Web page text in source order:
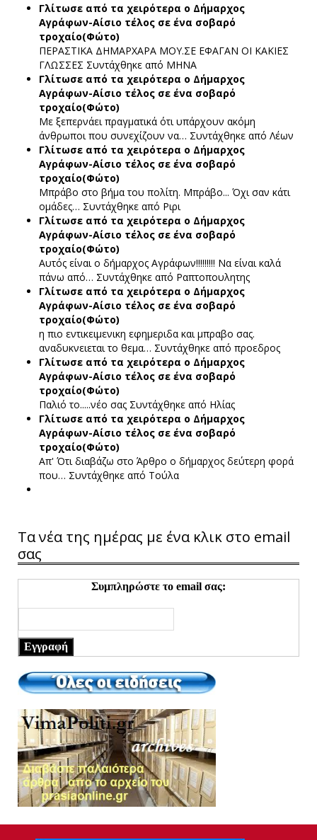
Γλίτωσε από τα χειρότερα ο Δήμαρχος
Αγράφων-Αίσιο τέλος σε ένα σοβαρό
τροχαίο(Φώτο)
ΠΕΡΑΣΤΙΚΑ ΔΗΜΑΡΧΑΡΑ ΜΟΥ.ΣΕ ΕΦΑΓΑΝ ΟΙ ΚΑΚΙΕΣ
ΓΛΩΣΣΕΣ Συντάχθηκε από ΜΗΝΑ
Γλίτωσε από τα χειρότερα ο Δήμαρχος
Αγράφων-Αίσιο τέλος σε ένα σοβαρό
τροχαίο(Φώτο)
Με ξεπερνάει πραγματικά ότι υπάρχουν ακόμη
άνθρωποι που συνεχίζουν να… Συντάχθηκε από Λέων
Γλίτωσε από τα χειρότερα ο Δήμαρχος
Αγράφων-Αίσιο τέλος σε ένα σοβαρό
τροχαίο(Φώτο)
Μπράβο στο βήμα του πολίτη. Μπράβο... Όχι σαν κάτι
ομάδες… Συντάχθηκε από Ριρι
Γλίτωσε από τα χειρότερα ο Δήμαρχος
Αγράφων-Αίσιο τέλος σε ένα σοβαρό
τροχαίο(Φώτο)
Αυτός είναι ο δήμαρχος Αγράφων!!!!!!!!! Να είναι καλά
πάνω από… Συντάχθηκε από Ραπτοπουλητης
Γλίτωσε από τα χειρότερα ο Δήμαρχος
Αγράφων-Αίσιο τέλος σε ένα σοβαρό
τροχαίο(Φώτο)
η πιο εντικειμενικη εφημεριδα και μπραβο σας.
αναδυκνειεται το θεμα… Συντάχθηκε από προεδρος
Γλίτωσε από τα χειρότερα ο Δήμαρχος
Αγράφων-Αίσιο τέλος σε ένα σοβαρό
τροχαίο(Φώτο)
Παλιό το.....νέο σας Συντάχθηκε από Ηλίας
Γλίτωσε από τα χειρότερα ο Δήμαρχος
Αγράφων-Αίσιο τέλος σε ένα σοβαρό
τροχαίο(Φώτο)
Απ' Ότι διαβάζω στο Άρθρο ο δήμαρχος δεύτερη φορά
που… Συντάχθηκε από Τούλα
Τα νέα της ημέρας με ένα κλικ στο email
σας
Συμπληρώστε το email σας:
Εγγραφή